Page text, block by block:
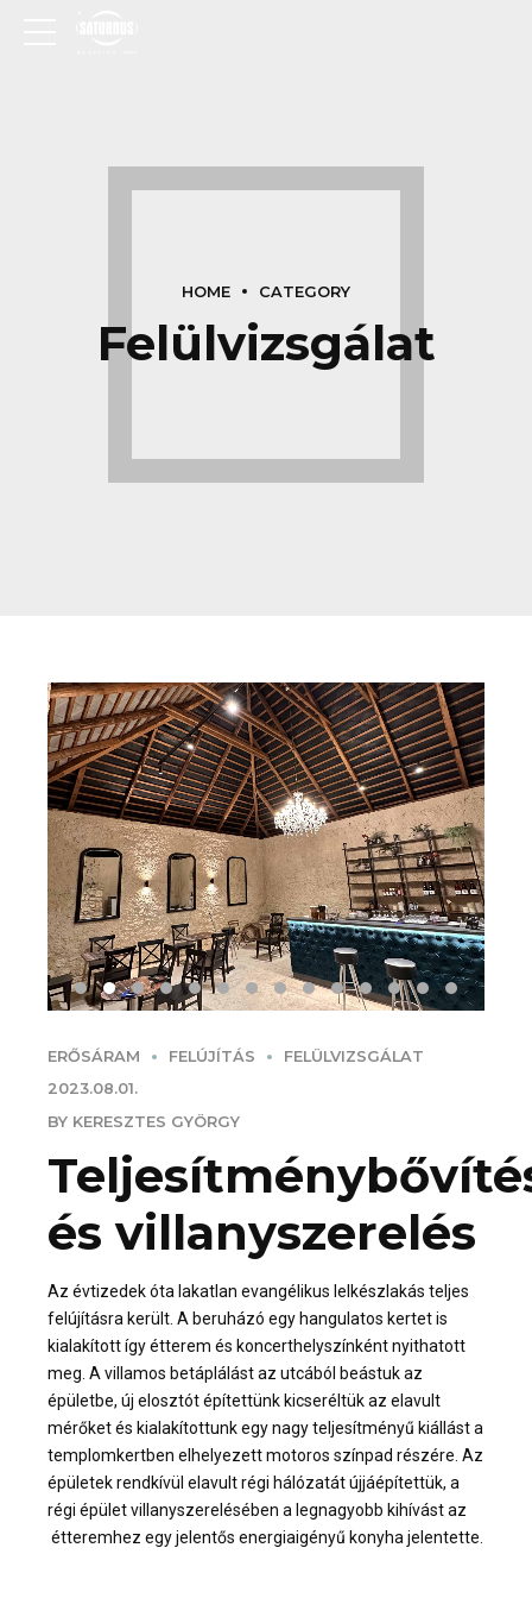
HOME CATEGORY
Felülvizsgálat
ERŐSÁRAM FELÚJÍTÁS
FELÜLVIZSGÁLAT
2023.08.01.
BY KERESZTES GYÖRGY
és villanyszerelés
Az évtizedek óta lakatlan evangélikus lelkészlakás teljes
felújításra került. A beruházó egy hangulatos kertet is
kialakított így étterem és koncerthelyszínként nyithatott
meg. A villamos betáplálást az utcából beástuk az
épületbe, új elosztót építettünk kicseréltük az elavult
mérőket és kialakítottunk egy nagy teljesítményű kiállást a
templomkertben elhelyezett motoros színpad részére. Az
épületek rendkívül elavult régi hálózatát újjáépítettük, a
régi épület villanyszerelésében a legnagyobb kihívást az
étteremhez egy jelentős energiaigényű konyha jelentette.